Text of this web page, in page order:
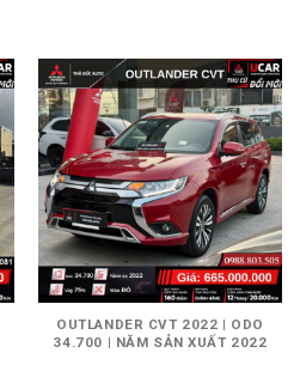
OUTLANDER CVT 2022 | ODO
34.700 | NĂM SẢN XUẤT 2022